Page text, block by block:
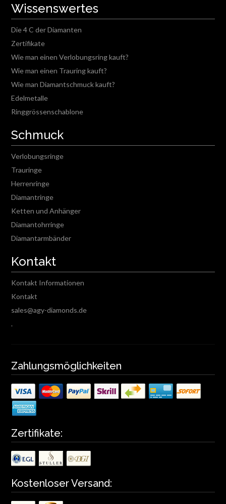
Wissenswertes
Die 4 C der Diamanten
Zertifikate
Wie man einen Verlobungsring kauft?
Wie man einen Trauring kauft?
Wie man Diamantschmuck kauft?
Edelmetalle
Ringgrössenschablone
Schmuck
Verlobungsringe
Trauringe
Herrenringe
Diamantringe
Ketten und Anhänger
Diamantohrringe
Diamantarmbänder
Kontakt
Kontakt Informationen
Kontakt
sales@agy-diamonds.de
.
Zahlungsmöglichkeiten
Zertifikate:
Kostenloser Versand: